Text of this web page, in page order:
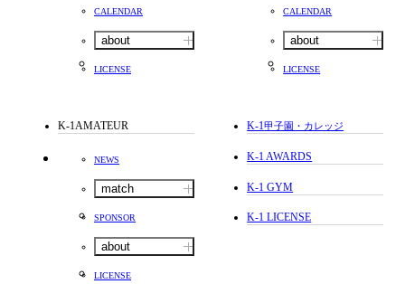
CALENDAR
about
LICENSE
CALENDAR
about
LICENSE
K-1AMATEUR
NEWS
match
SPONSOR
about
LICENSE
K-1甲子園・カレッジ
K-1 AWARDS
K-1 GYM
K-1 LICENSE